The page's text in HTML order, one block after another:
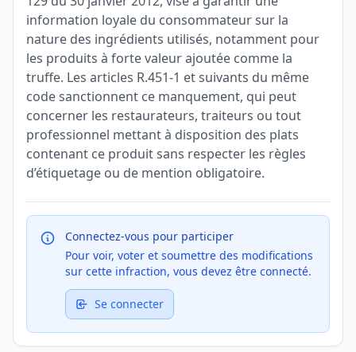
information loyale du consommateur sur la
nature des ingrédients utilisés, notamment pour
les produits à forte valeur ajoutée comme la
truffe. Les articles R.451-1 et suivants du même
code sanctionnent ce manquement, qui peut
concerner les restaurateurs, traiteurs ou tout
professionnel mettant à disposition des plats
contenant ce produit sans respecter les règles
d’étiquetage ou de mention obligatoire.
Connectez-vous pour participer
Pour voir, voter et soumettre des modifications
sur cette infraction, vous devez être connecté.
Se connecter